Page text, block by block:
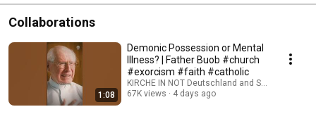
Collaborations
1:08
Demonic Possession or Mental
Illness? | Father Buob #church
#exorcism #faith #catholic
KIRCHE IN NOT Deutschland and St. Ulrich
67K views
4 days ago